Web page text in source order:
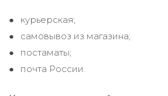
курьерская;
самовывоз из магазина;
постаматы;
почта России.